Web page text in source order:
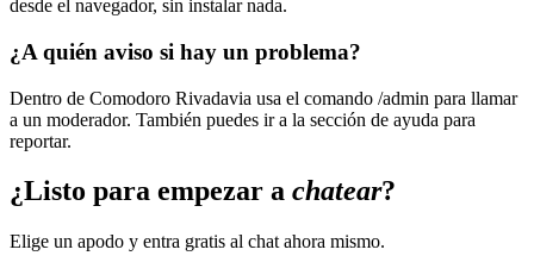
desde el navegador, sin instalar nada.
¿A quién aviso si hay un problema?
Dentro de Comodoro Rivadavia usa el comando /admin para llamar
a un moderador. También puedes ir a la sección de ayuda para
reportar.
¿Listo para empezar a chatear?
Elige un apodo y entra gratis al chat ahora mismo.